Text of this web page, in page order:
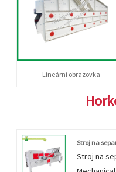
Lineární obrazovka
Stroj na
Stroj na